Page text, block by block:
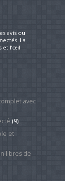
avis ou
La
et l’œil
avec
(9)
et
libres de